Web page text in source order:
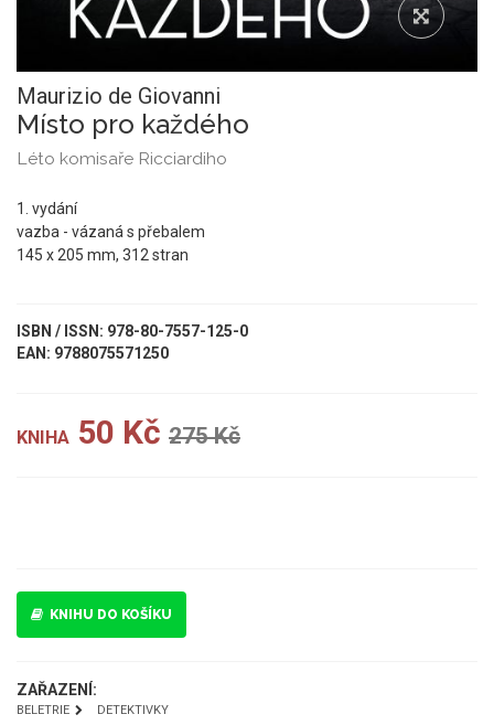
Maurizio de Giovanni
Místo pro každého
Léto komisaře Ricciardiho
1. vydání
vazba - vázaná s přebalem
145 x 205 mm, 312 stran
ISBN / ISSN: 978-80-7557-125-0
EAN: 9788075571250
KNIHA 50 Kč 275 Kč
KNIHU DO KOŠÍKU
ZAŘAZENÍ:
BELETRIE DETEKTIVKY